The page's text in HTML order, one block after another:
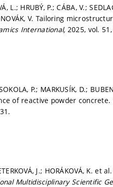
L.; HRUBÝ, P.; CÁBA, V.;
NOVÁK, V. Tailoring
International, 2025, vol.
P.; MARKUSÍK, D.;
of reactive powder concrete.
J.; HORÁKOVÁ, K.
Multidisciplinary Scientific